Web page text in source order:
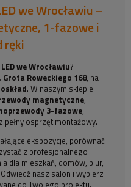
we Wrocławiu –
1-fazowe i
ręki
we Wrocławiu?
Grota Roweckiego 168, na
. W naszym sklepie
magnetyczne,
3-fazowe,
pełny osprzęt montażowy.
ekspozycje, porównać
z profesjonalnego
dla mieszkań, domów, biur,
nasz salon i wybierz